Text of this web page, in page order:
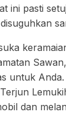
ini pasti
untuk
dan